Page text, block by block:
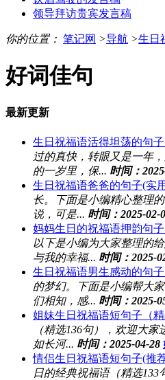
领导拜访贵宾发言稿
你的位置： 笔记网 >导航 >生日
好词佳句
最新更新
生日祝福语活得坦荡的句子
过的真快，转眼又是一年
的一岁里，保... 时间：
生日祝福语爸爸的句子(实
长。下面是小编精心整理
说，可是... 时间：2025-02-
妈妈生日的祝福语押韵句子
以下是小编为大家整理的
与我的幸福... 时间：2025-
生日祝福语男生感动的句子
的梦幻。下面是小编帮大
们相知，感... 时间：2025-
姐妹生日祝福语短句子（精
（精选136句），欢迎大
如长河... 时间：2025-04-28
情侣生日祝福语短句子(推
日的经典祝福语（精选